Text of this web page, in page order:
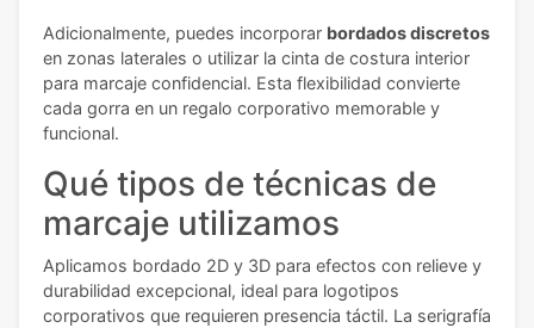
Adicionalmente, puedes incorporar bordados discretos
en zonas laterales o utilizar la cinta de costura interior
para marcaje confidencial. Esta flexibilidad convierte
cada gorra en un regalo corporativo memorable y
funcional.
Qué tipos de técnicas de
marcaje utilizamos
Aplicamos bordado 2D y 3D para efectos con relieve y
durabilidad excepcional, ideal para logotipos
corporativos que requieren presencia táctil. La serigrafía